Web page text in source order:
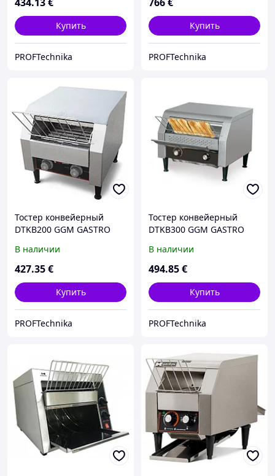
Купить
PROFTechnika
Купить
PROFTechnika
Тостер конвейерный
DTKB200 GGM GASTRO
В наличии
427.35€
Купить
PROFTechnika
Тостер конвейерный
DTKB300 GGM GASTRO
В наличии
494.85€
Купить
PROFTechnika